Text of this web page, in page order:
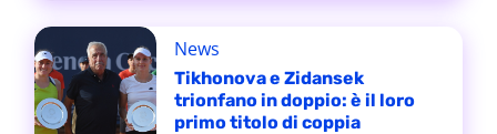
News
Tikhonova e Zidansek
trionfano in doppio: è il loro
primo titolo di coppia